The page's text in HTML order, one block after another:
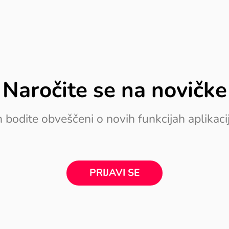
Naročite se na novičke
bodite obveščeni o novih funkcijah
PRIJAVI SE